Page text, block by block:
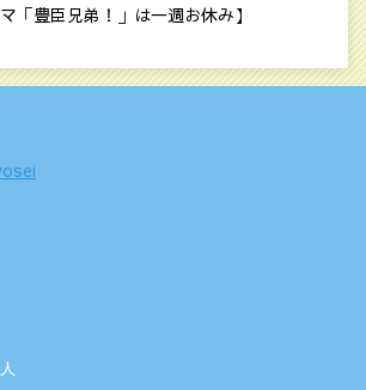
「豊臣兄弟！」は一週お休み】